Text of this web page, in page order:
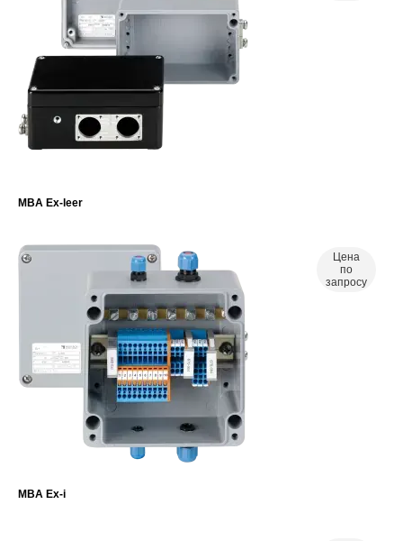
MBA Ex-leer
Цена
по
запросу
MBA Ex-i